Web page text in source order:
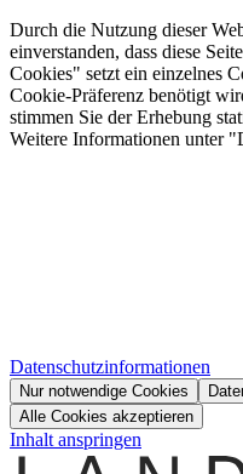
Durch die Nutzung dieser
einverstanden, dass diese
Cookies" setzt ein einzelnes
Cookie-Präferenz benötigt
stimmen Sie der Erhebung
Weitere Informationen unter
Datenschutzinformationen
Nur notwendige Cookies
Alle Cookies akzeptieren
Inhalt anspringen